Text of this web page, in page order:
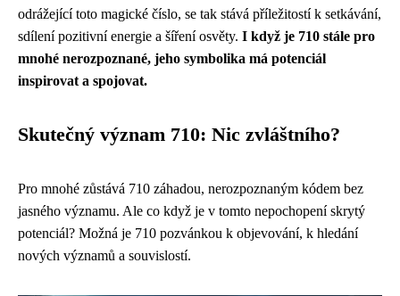
odrážející toto magické číslo, se tak stává příležitostí k setkávání,
sdílení pozitivní energie a šíření osvěty. I když je 710 stále pro
mnohé nerozpoznané, jeho symbolika má potenciál
inspirovat a spojovat.
Skutečný význam 710: Nic zvláštního?
Pro mnohé zůstává 710 záhadou, nerozpoznaným kódem bez
jasného významu. Ale co když je v tomto nepochopení skrytý
potenciál? Možná je 710 pozvánkou k objevování, k hledání
nových významů a souvislostí.